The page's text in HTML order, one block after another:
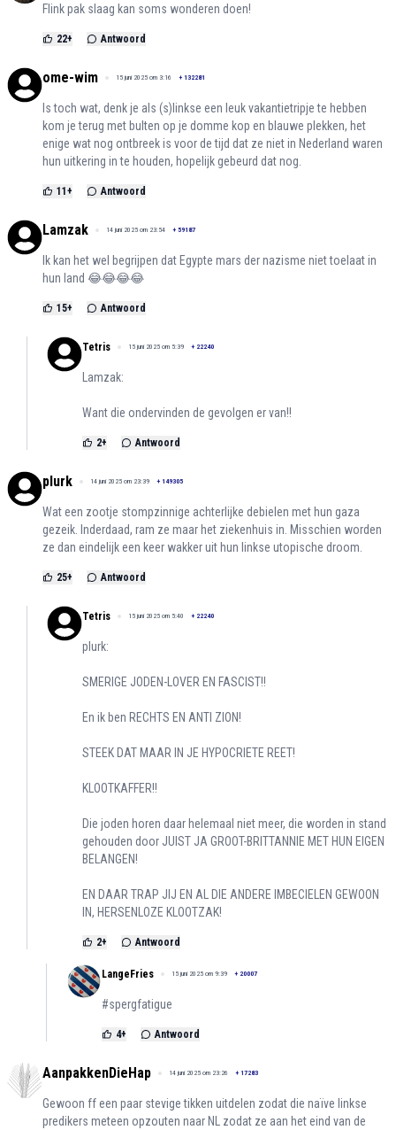
Flink pak slaag kan soms wonderen doen!
22+ Antwoord
ome-wim 15 juni 2025 om 3:16 + 132281
Is toch wat, denk je als (s)linkse een leuk vakantietripje te hebben
kom je terug met bulten op je domme kop en blauwe plekken, het
enige wat nog ontbreek is voor de tijd dat ze niet in Nederland waren
hun uitkering in te houden, hopelijk gebeurd dat nog.
11+ Antwoord
Lamzak 14 juni 2025 om 23:54 + 59187
Ik kan het wel begrijpen dat Egypte mars der nazisme niet toelaat in
hun land 😂😂😂😂
15+ Antwoord
Tetris 15 juni 2025 om 5:39 + 22240
Lamzak:
Want die ondervinden de gevolgen er van!!
2+ Antwoord
plurk 14 juni 2025 om 23:39 + 149305
Wat een zootje stompzinnige achterlijke debielen met hun gaza
gezeik. Inderdaad, ram ze maar het ziekenhuis in. Misschien worden
ze dan eindelijk een keer wakker uit hun linkse utopische droom.
25+ Antwoord
Tetris 15 juni 2025 om 5:40 + 22240
plurk:
SMERIGE JODEN-LOVER EN FASCIST!!
En ik ben RECHTS EN ANTI ZION!
STEEK DAT MAAR IN JE HYPOCRIETE REET!
KLOOTKAFFER!!
Die joden horen daar helemaal niet meer, die worden in stand
gehouden door JUIST JA GROOT-BRITTANNIE MET HUN EIGEN
BELANGEN!
EN DAAR TRAP JIJ EN AL DIE ANDERE IMBECIELEN GEWOON
IN, HERSENLOZE KLOOTZAK!
2+ Antwoord
LangeFries 15 juni 2025 om 9:39 + 20007
#spergfatigue
4+ Antwoord
AanpakkenDieHap 14 juni 2025 om 23:26 + 17283
Gewoon ff een paar stevige tikken uitdelen zodat die naïve linkse
predikers meteen opzouten naar NL zodat ze aan het eind van de